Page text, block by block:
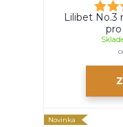
Lilibet No.3
Novinka